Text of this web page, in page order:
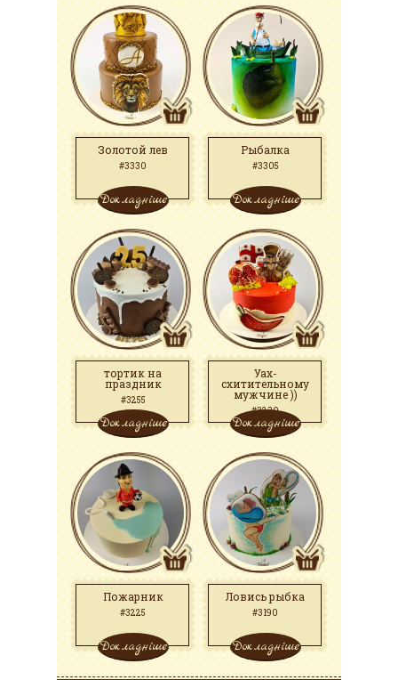
Золотой лев
#3330
Докладніше
Рыбалка
#3305
Докладніше
тортик на
праздник
#3255
Докладніше
Уах-
схитительному
мужчине ))
#3230
Докладніше
Пожарник
#3225
Докладніше
Ловись рыбка
#3190
Докладніше